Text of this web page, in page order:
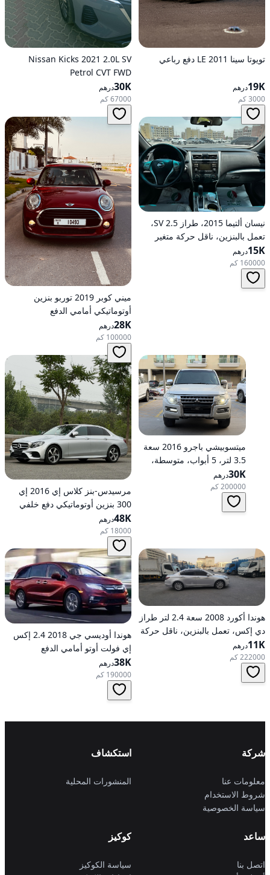
تويوتا سينا 2011 LE دفع رباعي
19Kدرهم
3000 كم
Nissan Kicks 2021 2.0L SV
Petrol CVT FWD
30Kدرهم
67000 كم
نيسان ألتيما 2015، طراز 2.5 SV،
تعمل بالبنزين، ناقل حركة متغير
مستمر (CVT)، دفع أمامي
15Kدرهم
160000 كم
ميني كوبر 2019 توربو بنزين
أوتوماتيكي أمامي الدفع
28Kدرهم
100000 كم
ميتسوبيشي باجرو 2016 سعة
3.5 لتر، 5 أبواب، متوسطة،
تعمل بالبنزين، أوتوماتيكية، دفع
رباعي
30Kدرهم
200000 كم
مرسيدس-بنز كلاس إي 2016 إي
300 بنزين أوتوماتيكي دفع خلفي
48Kدرهم
18000 كم
هوندا أكورد 2008 سعة 2.4 لتر طراز
دي إكس، تعمل بالبنزين، ناقل حركة
أوتوماتيكي، دفع أمامي
11Kدرهم
222000 كم
هوندا أوديسي جي 2018 2.4 إكس
إي فولت أوتو أمامي الدفع
38Kدرهم
190000 كم
شركة
معلومات عنا
شروط الاستخدام
سياسة الخصوصية
استكشاف
المنشورات المحلية
ساعد
اتصل بنا
كوكيز
سياسة الكوكيز